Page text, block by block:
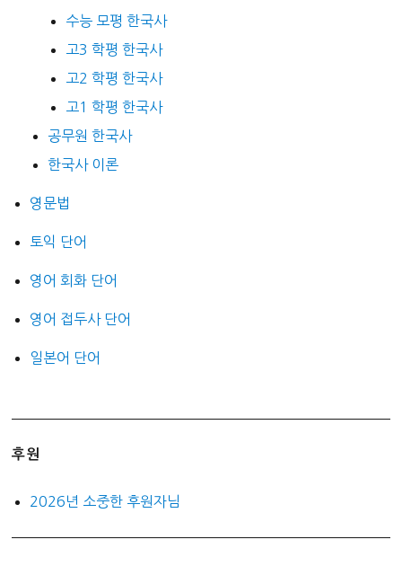
수능 모평 한국사
고3 학평 한국사
고2 학평 한국사
고1 학평 한국사
공무원 한국사
한국사 이론
영문법
토익 단어
영어 회화 단어
영어 접두사 단어
일본어 단어
후원
2026년 소중한 후원자님